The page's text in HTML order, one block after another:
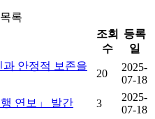
록
조회
수
등록
일
안정적 보존을
20
2025-
07-18
연보」 발간 3
2025-
07-18